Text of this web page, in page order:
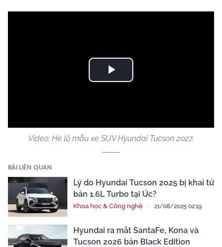
Play
Video: Hé lộ mẫu xe SUV Hyundai Tucson 2027.
BÀI LIÊN QUAN
Lý do Hyundai Tucson 2025 bị khai tử
bản 1.6L Turbo tại Úc?
Khoa học & Công nghệ 21/08/2025 02:19
Hyundai ra mắt SantaFe, Kona và
Tucson 2026 bản Black Edition